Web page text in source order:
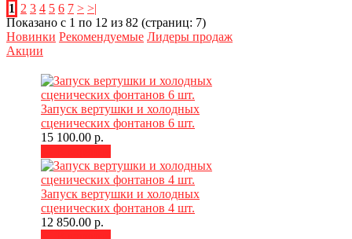
1 2 3 4 5 6 7 > >|
Показано с 1 по 12 из 82 (страниц: 7)
Новинки Рекомендуемые Лидеры продаж
Акции
Запуск вертушки и холодных
сценических фонтанов 6 шт.
15 100.00 р.
Запуск вертушки и холодных
сценических фонтанов 4 шт.
12 850.00 р.